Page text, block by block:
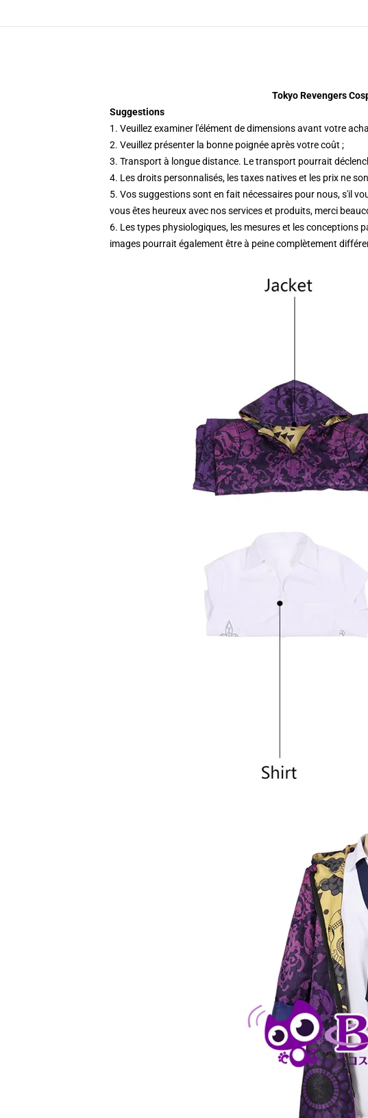
Tokyo Revengers
Suggestions
1. Veuillez examiner l'élément de dimensions avant votre
2. Veuillez présenter la bonne poignée après votre coût ;
3. Transport à longue distance. Le transport pourrait
4. Les droits personnalisés, les taxes natives et les prix ne
5. Vos suggestions sont en fait nécessaires pour nous, s'il
vous êtes heureux avec nos services et produits, merci
6. Les types physiologiques, les mesures et les conceptions
images pourrait également être à peine complètement